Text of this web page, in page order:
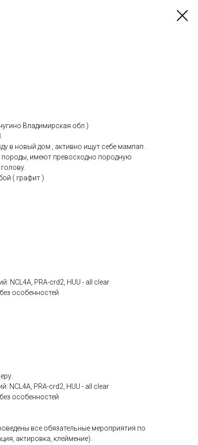
Владимирская обл.)
в новый дом , активно ищут себе мампап .
породы, имеют превосходно породную
( графит )
NCL4A, PRA-crd2, HUU - all clear
особенностей
NCL4A, PRA-crd2, HUU - all clear
особенностей
все обязательные мероприятия по
актировка, клеймение).